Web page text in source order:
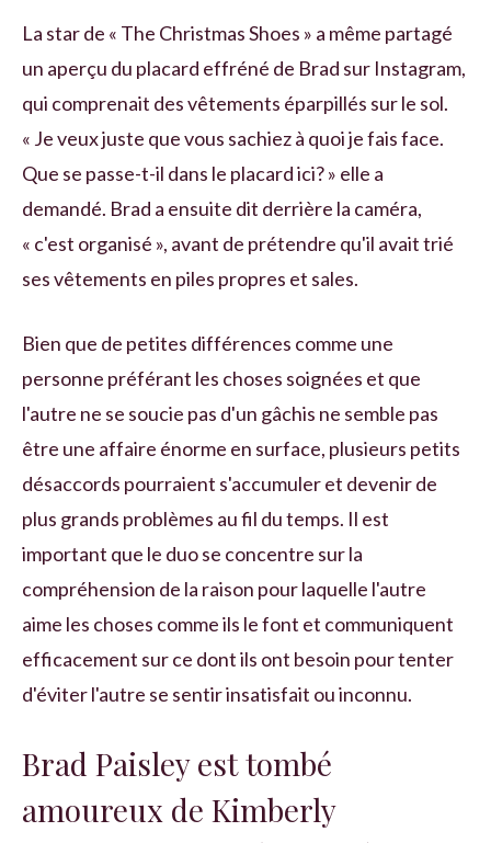
La star de « The Christmas Shoes » a même partagé
un aperçu du placard effréné de Brad sur Instagram,
qui comprenait des vêtements éparpillés sur le sol.
« Je veux juste que vous sachiez à quoi je fais face.
Que se passe-t-il dans le placard ici? » elle a
demandé. Brad a ensuite dit derrière la caméra,
« c'est organisé », avant de prétendre qu'il avait trié
ses vêtements en piles propres et sales.
Bien que de petites différences comme une
personne préférant les choses soignées et que
l'autre ne se soucie pas d'un gâchis ne semble pas
être une affaire énorme en surface, plusieurs petits
désaccords pourraient s'accumuler et devenir de
plus grands problèmes au fil du temps. Il est
important que le duo se concentre sur la
compréhension de la raison pour laquelle l'autre
aime les choses comme ils le font et communiquent
efficacement sur ce dont ils ont besoin pour tenter
d'éviter l'autre se sentir insatisfait ou inconnu.
Brad Paisley est tombé
amoureux de Kimberly